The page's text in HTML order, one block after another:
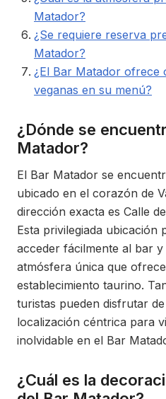
Matador?
¿Se requiere reserva
Matador?
¿El Bar Matador ofrece
veganas en su menú?
¿Dónde se
Matador?
El Bar Matador se
ubicado en el corazón de
dirección exacta es Calle
Esta privilegiada ubicación
acceder fácilmente al bar
atmósfera única que
establecimiento taurino.
turistas pueden disfrutar
localización céntrica para
inolvidable en el Bar
¿Cuál es la